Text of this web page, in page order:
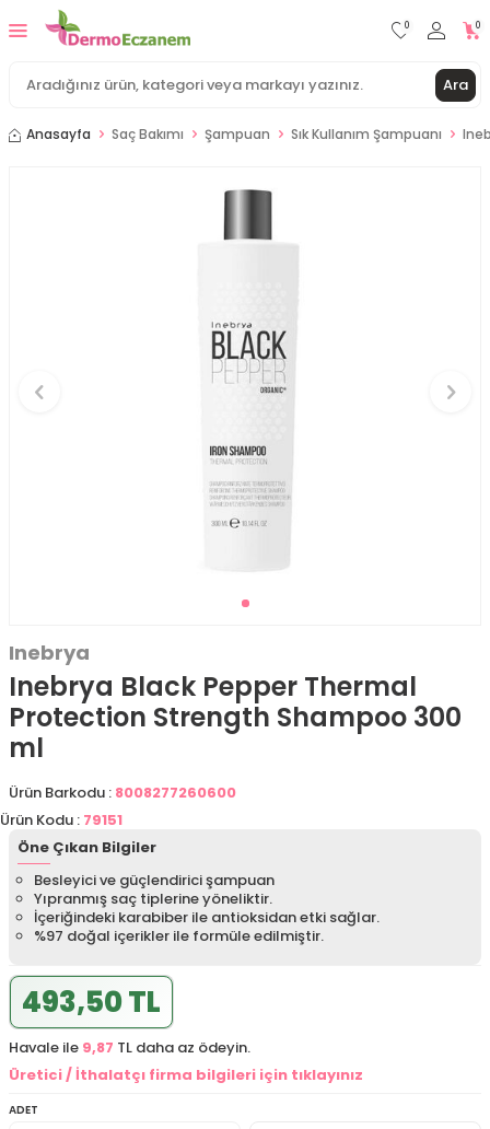
Ara
0 0
Anasayfa Saç Bakımı Şampuan Sık Kullanım Şampuanı
Inebrya
Inebrya Black Pepper Thermal
Protection Strength Shampoo 300
ml
Ürün Barkodu : 8008277260600
Ürün Kodu : 79151
Öne Çıkan Bilgiler
Besleyici ve güçlendirici şampuan
Yıpranmış saç tiplerine yöneliktir.
İçeriğindeki karabiber ile antioksidan etki sağlar.
%97 doğal içerikler ile formüle edilmiştir.
493,50 TL
Havale ile 9,87 TL daha az ödeyin.
Üretici / İthalatçı firma bilgileri için tıklayınız
ADET